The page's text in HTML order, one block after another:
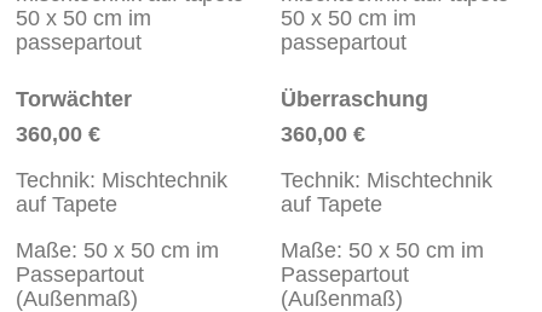
Torwächter
360,00€
Technik: Mischtechnik
auf Tapete
Maße: 50 x 50 cm im
Passepartout
(Außenmaß)
Überraschung
360,00€
Technik: Mischtechnik
auf Tapete
Maße: 50 x 50 cm im
Passepartout
(Außenmaß)